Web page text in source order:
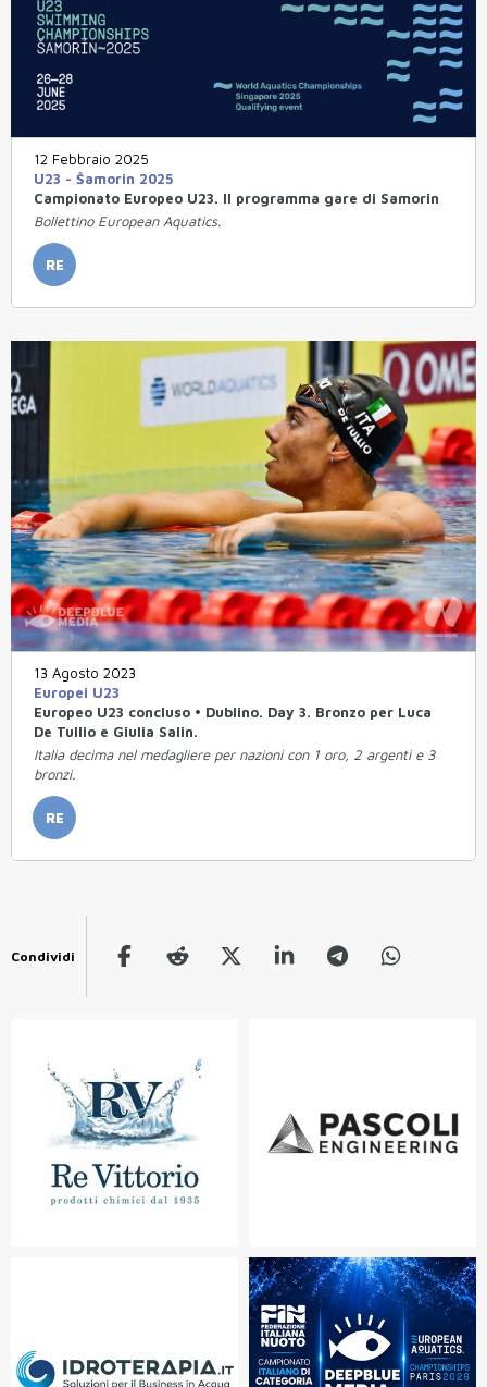
12 Febbraio 2025
U23 - Šamorin 2025
Campionato Europeo U23. Il programma gare di Samorin
Bollettino European Aquatics.
RE
13 Agosto 2023
Europei U23
Europeo U23 concluso • Dublino. Day 3. Bronzo per Luca
De Tullio e Giulia Salin.
Italia decima nel medagliere per nazioni con 1 oro, 2 argenti e 3
bronzi.
RE
Condividi